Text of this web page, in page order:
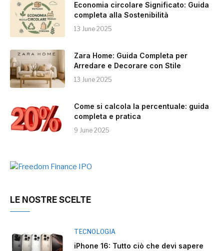
Economia circolare Significato: Guida
completa alla Sostenibilità
13 June 2025
Zara Home: Guida Completa per
Arredare e Decorare con Stile
13 June 2025
Come si calcola la percentuale: guida
completa e pratica
9 June 2025
LE NOSTRE SCELTE
TECNOLOGIA
iPhone 16: Tutto ciò che devi sapere